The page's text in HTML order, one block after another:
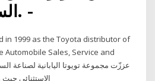
السوق الأمريكي. -
in 1999 as the Toyota distributor of
Automobile Sales, Service and
الاستثنائي